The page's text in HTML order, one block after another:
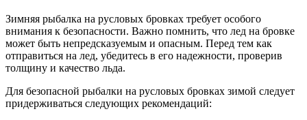
Зимняя рыбалка на русловых бровках требует особого
внимания к безопасности. Важно помнить, что лед на бровке
может быть непредсказуемым и опасным. Перед тем как
отправиться на лед, убедитесь в его надежности, проверив
толщину и качество льда.
Для безопасной рыбалки на русловых бровках зимой следует
придерживаться следующих рекомендаций: